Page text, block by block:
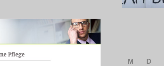
M D